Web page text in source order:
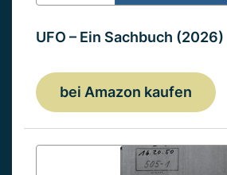
UFO – Ein Sachbuch (2026)
bei Amazon kaufen